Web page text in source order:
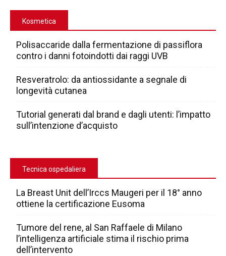
Kosmetica
Polisaccaride dalla fermentazione di passiflora
contro i danni fotoindotti dai raggi UVB
Resveratrolo: da antiossidante a segnale di
longevità cutanea
Tutorial generati dal brand e dagli utenti: l’impatto
sull’intenzione d’acquisto
Tecnica ospedaliera
La Breast Unit dell’Irccs Maugeri per il 18° anno
ottiene la certificazione Eusoma
Tumore del rene, al San Raffaele di Milano
l’intelligenza artificiale stima il rischio prima
dell’intervento